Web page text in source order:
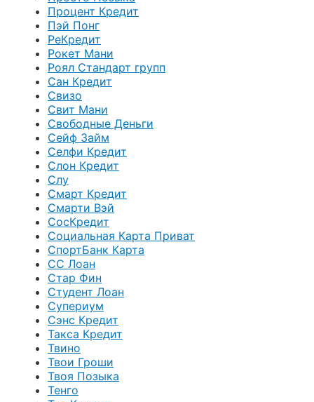
Процент Кредит
Пэй Понг
РеКредит
Рокет Мани
Роял Стандарт групп
Сан Кредит
Свизо
Свит Мани
Свободные Деньги
Сейф Займ
Селфи Кредит
Слон Кредит
Слу
Смарт Кредит
Смарти Вэй
СосКредит
Социальная Карта Приват
СпортБанк Карта
СС Лоан
Стар Фин
Студент Лоан
Супериум
Сэнс Кредит
Такса Кредит
Твино
Твои Гроши
Твоя Позыка
Тенго